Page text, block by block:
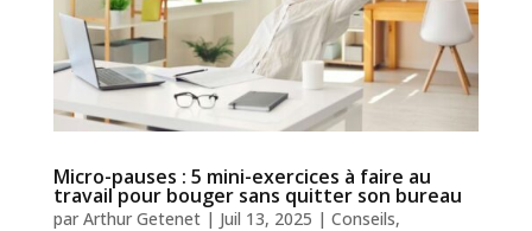
Micro-pauses : 5 mini-exercices à faire au
travail pour bouger sans quitter son bureau
par Arthur Getenet| Juil 13, 2025 | Conseils,